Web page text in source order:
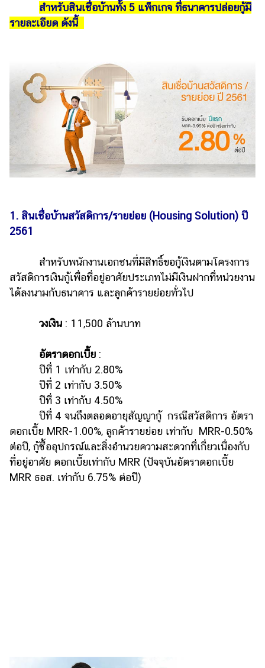
ท่อง
ง่ายๆ
ช้อป
ปิ้ง
รถยนต์
บ้าน
ตกแต่ง
มือ
ราคา
ทอง
น้ำมัน
แต่งงาน
แม่
และ
เด็ก
สัตว์
สำหรับสินเชื่อบ้านทั้ง 5 แพ็กเกจ ที่ธนาคารปล่อยกู้มี
รายละเอียด ดังนี้
1. สินเชื่อบ้านสวัสดิการ/รายย่อย (Housing Solution) ปี
2561
สำหรับพนักงานเอกชนที่มีสิทธิ์ขอกู้เงินตามโครงการ
สวัสดิการเงินกู้เพื่อที่อยู่อาศัยประเภทไม่มีเงินฝากที่หน่วยงาน
ได้ลงนามกับธนาคาร และลูกค้ารายย่อยทั่วไป
วงเงิน : 11,500 ล้านบาท
อัตราดอกเบี้ย :
ปีที่ 1 เท่ากับ 2.80%
ปีที่ 2 เท่ากับ 3.50%
ปีที่ 3 เท่ากับ 4.50%
ปีที่ 4 จนถึงตลอดอายุสัญญากู้ กรณีสวัสดิการ อัตรา
ดอกเบี้ย MRR-1.00%, ลูกค้ารายย่อย เท่ากับ MRR-0.50%
ต่อปี, กู้ซื้ออุปกรณ์และสิ่งอำนวยความสะดวกที่เกี่ยวเนื่องกับ
ที่อยู่อาศัย ดอกเบี้ยเท่ากับ MRR (ปัจจุบันอัตราดอกเบี้ย
MRR ธอส. เท่ากับ 6.75% ต่อปี)